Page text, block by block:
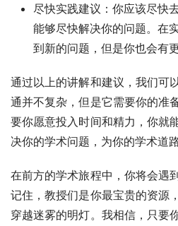
尽快实践建议：你应该尽快
能够尽快解决你的问题。在
到新的问题，但是你也会有
通过以上的讲解和建议，我们可
通并不复杂，但是它需要你的准
要你愿意投入时间和精力，你就
决你的学术问题，为你的学术道
在前方的学术旅程中，你将会遇
记住，教授们是你最宝贵的资源
穿越迷雾的明灯。我相信，只要